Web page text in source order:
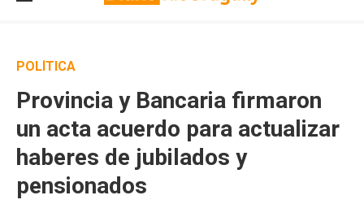
POLÍTICA
Provincia y Bancaria firmaron
un acta acuerdo para actualizar
haberes de jubilados y
pensionados